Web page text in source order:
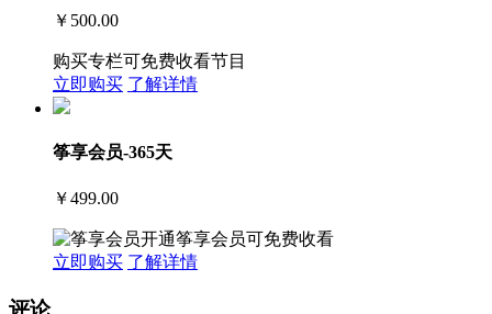
￥500.00
购买专栏可免费收看节目
立即购买 了解详情
筝享会员-365天
￥499.00
开通筝享会员可免费收看
立即购买 了解详情
评论